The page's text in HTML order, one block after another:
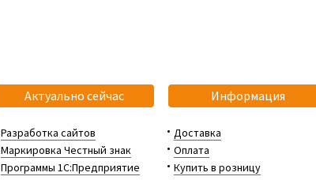
Актуально сейчас
Разработка сайтов
Маркировка Честный знак
Программы 1С:Предприятие
Информация
Доставка
Оплата
Купить в розницу